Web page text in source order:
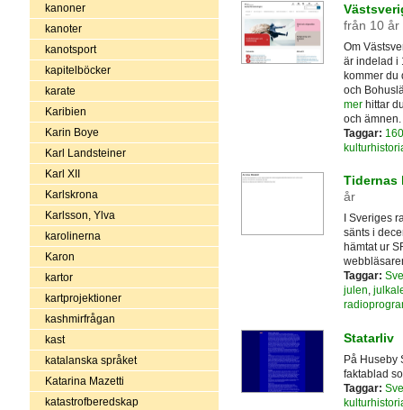
kanoner
kanoter
kanotsport
kapitelböcker
karate
Karibien
Karin Boye
Karl Landsteiner
Karl XII
Karlskrona
Karlsson, Ylva
karolinerna
Karon
kartor
kartprojektioner
kashmirfrågan
kast
katalanska språket
Katarina Mazetti
katastrofberedskap
från 10 år
Om
är indelad i
kommer du
och
merhittar
och ämnen.
Taggar:
Tidernas
år
I Sveriges
sänts i
hämtat ur
Taggar:
julen,
Statarliv
På Huseby
faktablad
Taggar: